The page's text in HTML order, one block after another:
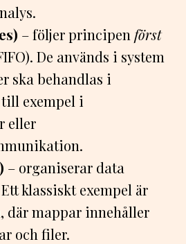
– följer principen först
De används i system
ska behandlas i
exempel i
eller
– organiserar data
klassiskt exempel är
där mappar innehåller
och filer.